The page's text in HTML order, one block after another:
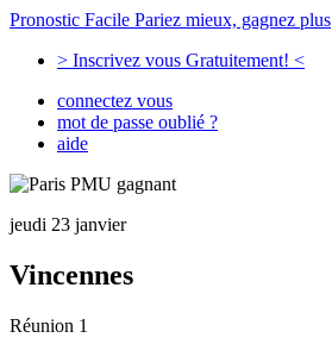
Pronostic Facile Pariez mieux, gagnez plus
> Inscrivez vous Gratuitement! <
connectez vous
mot de passe oublié ?
aide
jeudi 23 janvier
Vincennes
Réunion 1